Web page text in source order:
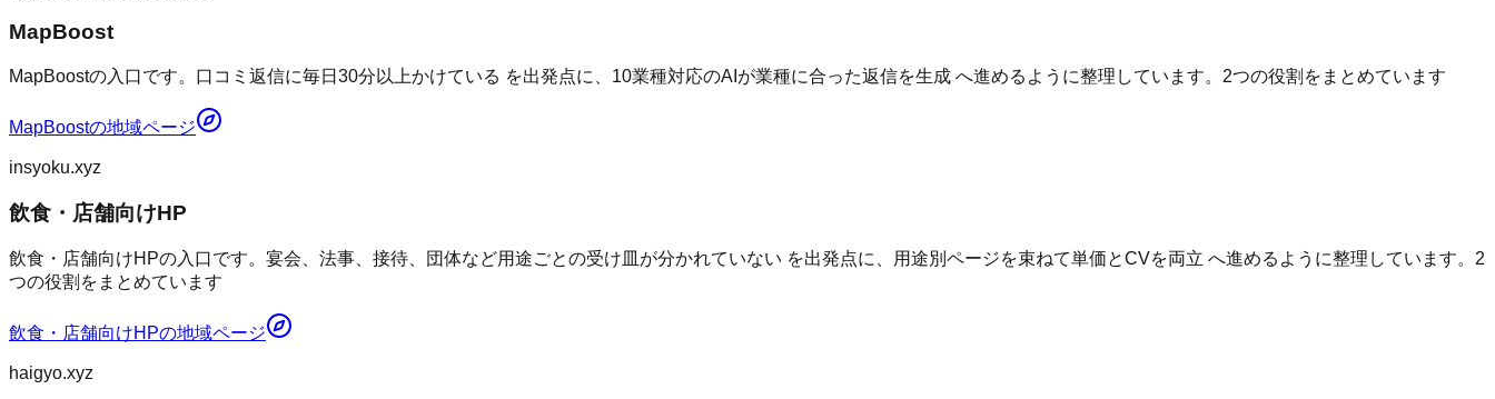
MapBoost
MapBoostの入口です。口コミ返信に毎日30分以上かけている を出発点に、10業種対応のAIが業種に合った返信を生成 へ進めるように整理しています。2つの役割をまとめています
MapBoostの地域ページ
insyoku.xyz
飲食・店舗向けHP
飲食・店舗向けHPの入口です。宴会、法事、接待、団体など用途ごとの受け皿が分かれていない を出発点に、用途別ページを束ねて単価とCVを両立 へ進めるように整理しています。2
つの役割をまとめています
飲食・店舗向けHPの地域ページ
haigyo.xyz